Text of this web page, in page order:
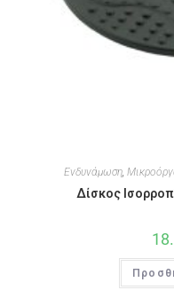
Ενδυνάμωση
Δίσκος